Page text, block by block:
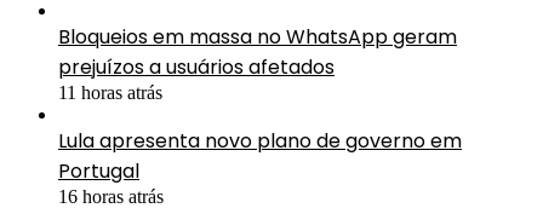
Bloqueios em massa no WhatsApp geram
prejuízos a usuários afetados
11 horas atrás
Lula apresenta novo plano de governo em
Portugal
16 horas atrás